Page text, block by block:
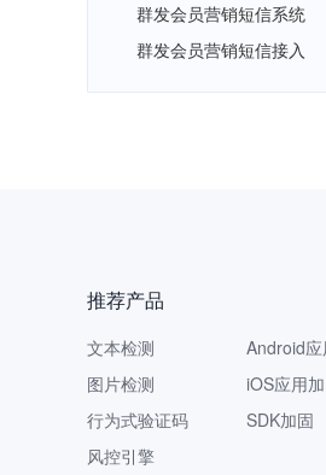
群发会员营销短信系统
群发会员营销短信接入
推荐产品
文本检测
图片检测
行为式验证码
风控引擎
Android
iOS应用
SDK加固